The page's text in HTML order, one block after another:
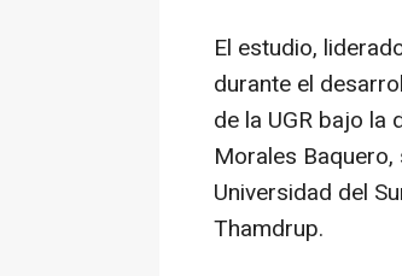
El estudio,
durante el
de la UGR bajo
Morales
Universidad del
Thamdrup.